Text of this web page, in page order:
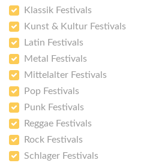
Klassik Festivals
Kunst & Kultur Festivals
Latin Festivals
Metal Festivals
Mittelalter Festivals
Pop Festivals
Punk Festivals
Reggae Festivals
Rock Festivals
Schlager Festivals